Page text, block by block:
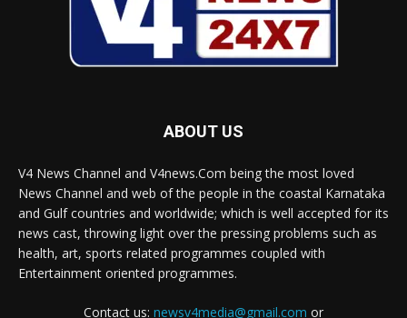
ABOUT US
V4 News Channel and V4news.Com being the most loved
News Channel and web of the people in the coastal Karnataka
and Gulf countries and worldwide; which is well accepted for its
news cast, throwing light over the pressing problems such as
health, art, sports related programmes coupled with
Entertainment oriented programmes.
Contact us: newsv4media@gmail.com or